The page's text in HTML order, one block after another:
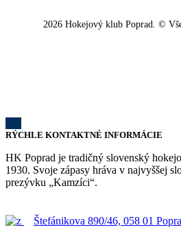
2026 Hokejový klub Poprad. ©
RÝCHLE KONTAKTNÉ INFORMÁCIE
HK Poprad je tradičný slovenský
1930. Svoje zápasy hráva v najvyššej
prezývku „Kamzíci“.
Štefánikova 890/46, 058 01